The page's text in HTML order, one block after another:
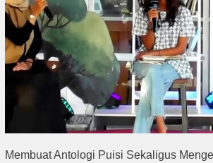
Membuat Antologi Puisi Sekaligus